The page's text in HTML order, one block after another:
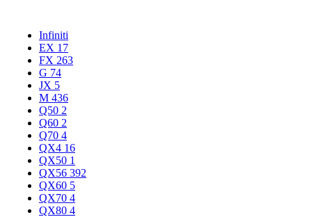
Infiniti
EX 17
FX 263
G 74
JX 5
M 436
Q50 2
Q60 2
Q70 4
QX4 16
QX50 1
QX56 392
QX60 5
QX70 4
QX80 4